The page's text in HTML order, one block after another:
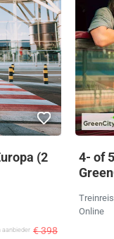
(2
aanbieder € 398
4- of
Online